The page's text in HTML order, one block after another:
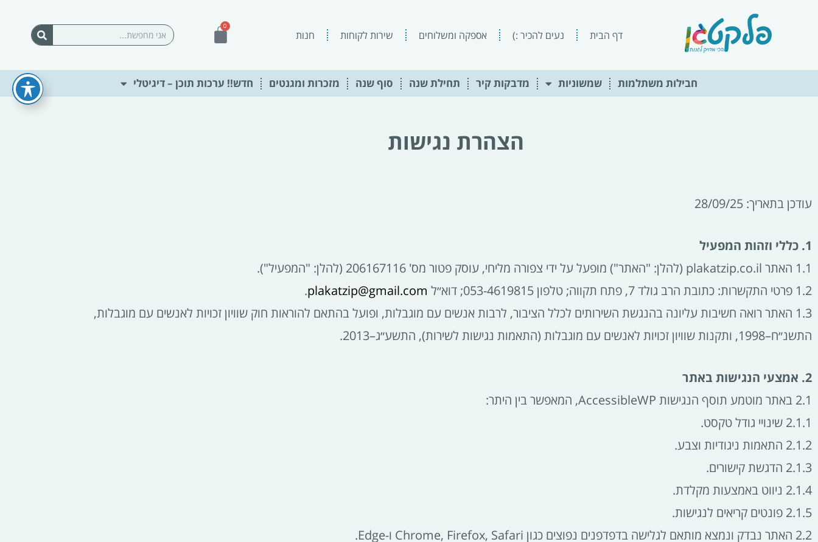
דף הבית נעים להכיר :) אספקה ומשלוחים שירות לקוחות חנות
0
עגלת
חיפוש
חבילות משתלמות שמשוניות מדבקות קיר תחילת שנה סוף שנה מזכרות ומגנטים חדש!! ערכות תוכן – דיגיטלי
הצהרת נגישות
עודכן בתאריך: 28/09/25
1. כללי וזהות המפעיל
1.1 האתר plakatzip.co.il (להלן: "האתר") מופעל על ידי צפורה מליחי, עוסק פטור מס' 206167116 (להלן: "המפעיל").
1.2 פרטי התקשרות: כתובת הרב גולד 7, פתח תקווה; טלפון 053-4619815; דוא״ל
plakatzip@gmail.com
.
1.3 האתר רואה חשיבות עליונה בהנגשת השירותים לכלל הציבור, לרבות אנשים עם מוגבלות, ופועל בהתאם להוראות חוק שוויון זכויות לאנשים עם מוגבלות,
התשנ״ח–1998, ותקנות שוויון זכויות לאנשים עם מוגבלות (התאמות נגישות לשירות), התשע״ג–2013.
2. אמצעי הנגישות באתר
2.1 באתר מוטמע תוסף הנגישות AccessibleWP, המאפשר בין היתר:
2.1.1 שינויי גודל טקסט.
2.1.2 התאמות ניגודיות וצבע.
2.1.3 הדגשת קישורים.
2.1.4 ניווט באמצעות מקלדת.
2.1.5 פונטים קריאים לנגישות.
2.2 האתר נבדק ונמצא מותאם לגלישה בדפדפנים נפוצים כגון Chrome, Firefox, Safari ו-Edge.